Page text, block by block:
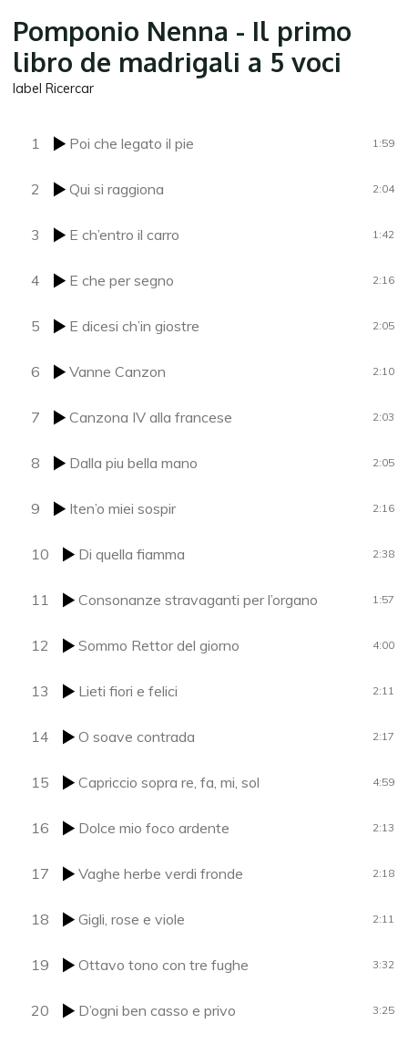
Pomponio Nenna - Il primo
libro de madrigali a 5 voci
label Ricercar
1 Poi che legato il pie 1:59
2 Qui si raggiona 2:04
3 E ch’entro il carro 1:42
4 E che per segno 2:16
5 E dicesi ch’in giostre 2:05
6 Vanne Canzon 2:10
7 Canzona IV alla francese 2:03
8 Dalla piu bella mano 2:05
9 Iten’o miei sospir 2:16
10 Di quella fiamma 2:38
11 Consonanze stravaganti per l’organo 1:57
12 Sommo Rettor del giorno 4:00
13 Lieti fiori e felici 2:11
14 O soave contrada 2:17
15 Capriccio sopra re, fa, mi, sol 4:59
16 Dolce mio foco ardente 2:13
17 Vaghe herbe verdi fronde 2:18
18 Gigli, rose e viole 2:11
19 Ottavo tono con tre fughe 3:32
20 D’ogni ben casso e privo 3:25